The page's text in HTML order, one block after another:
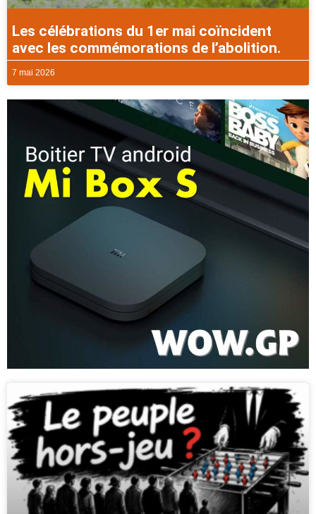
Les célébrations du 1er mai coïncident
avec les commémorations de l’abolition.
7 mai 2026